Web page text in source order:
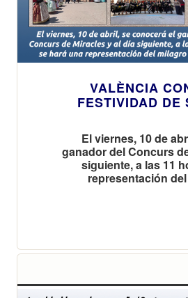
VALÈNCIA
FESTIVIDAD DE
El viernes, 10 de
ganador del Concurs
siguiente, a las 11
representación